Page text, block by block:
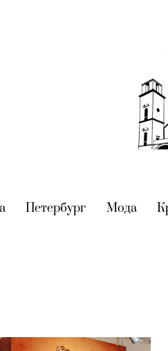
(current)
Петербург (current)
Мода